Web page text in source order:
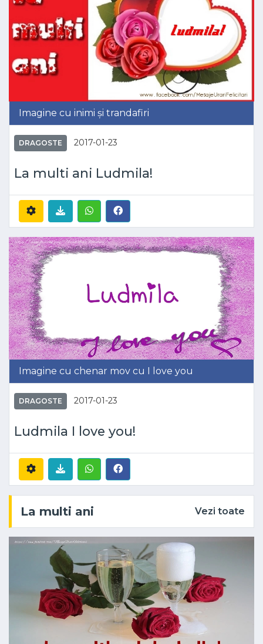
Imagine cu inimi și trandafiri
DRAGOSTE 2017-01-23
La multi ani Ludmila!
Imagine cu chenar mov cu I love you
DRAGOSTE 2017-01-23
Ludmila I love you!
La multi ani Vezi toate